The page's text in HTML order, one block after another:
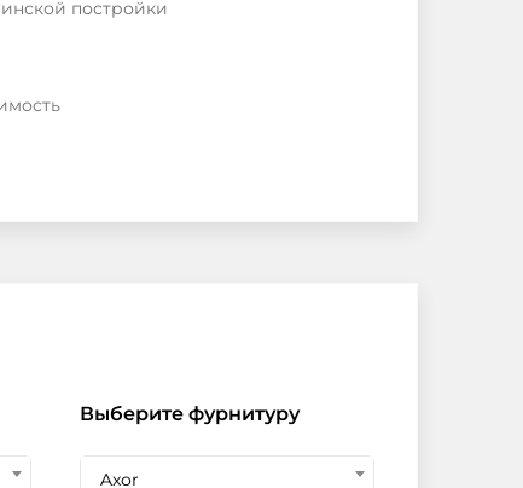
постройки
Выберите фурнитуру
Axor